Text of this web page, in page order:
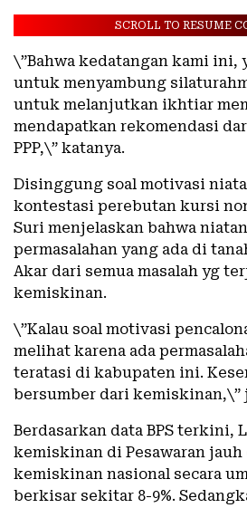
SCROLL TO RESUME
\”Bahwa kedatangan kami ini,
untuk menyambung
untuk melanjutkan ikhtiar
mendapatkan rekomendasi
PPP,\” katanya.
Disinggung soal motivasi
kontestasi perebutan kursi
Suri menjelaskan bahwa
permasalahan yang ada di
Akar dari semua masalah yg
kemiskinan.
\”Kalau soal motivasi
melihat karena ada
teratasi di kabupaten ini.
bersumber dari kemiskinan,\”
Berdasarkan data BPS terkini,
kemiskinan di Pesawaran jauh
kemiskinan nasional secara
berkisar sekitar 8-9%.